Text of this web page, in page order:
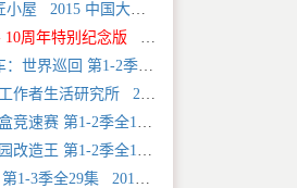
中国大陆 社会生活类纪录片
纪念版 2021 中国大陆 自然类纪录片
全20集 2025 美国 Discovery 真人秀&舞台类纪录片
研究所 2022 中国大陆 社会生活类纪录片
季全12集 2025 美国 Discovery 运动类纪录片
全18集 2024 美国 HGTV 真人秀&舞台类纪录片
全29集 2016 英国 传记类纪录片